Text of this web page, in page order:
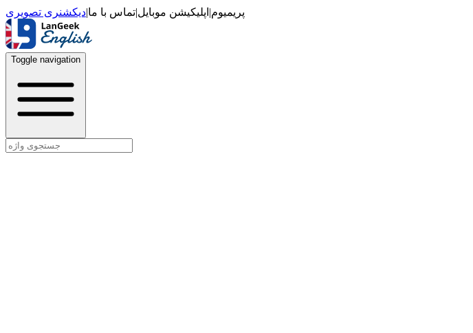
پریمیوم| اپلیکیشن موبایل|تماس با ما|دیکشنری تصویری
Toggle navigation